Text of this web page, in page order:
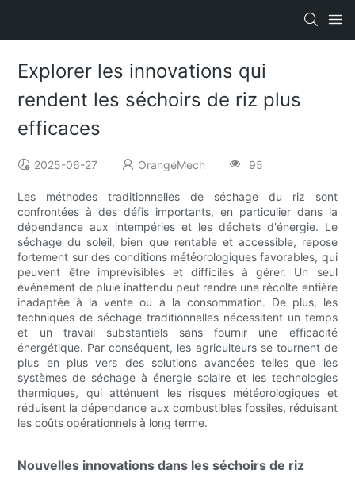
Explorer les innovations qui
rendent les séchoirs de riz plus
efficaces
2025-06-27 OrangeMech 95
Les méthodes traditionnelles de séchage du riz sont
confrontées à des défis importants, en particulier dans la
dépendance aux intempéries et les déchets d'énergie. Le
séchage du soleil, bien que rentable et accessible, repose
fortement sur des conditions météorologiques favorables, qui
peuvent être imprévisibles et difficiles à gérer. Un seul
événement de pluie inattendu peut rendre une récolte entière
inadaptée à la vente ou à la consommation. De plus, les
techniques de séchage traditionnelles nécessitent un temps
et un travail substantiels sans fournir une efficacité
énergétique. Par conséquent, les agriculteurs se tournent de
plus en plus vers des solutions avancées telles que les
systèmes de séchage à énergie solaire et les technologies
thermiques, qui atténuent les risques météorologiques et
réduisent la dépendance aux combustibles fossiles, réduisant
les coûts opérationnels à long terme.
Nouvelles innovations dans les séchoirs de riz